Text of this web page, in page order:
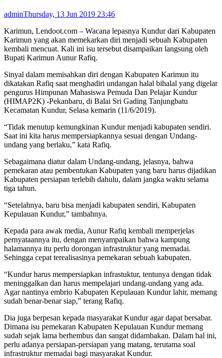
adminThursday, 13 Jun 2019 23:46
Karimun, Lendoot.com – Wacana lepasnya Kundur dari Kabupaten
Karimun yang akan memekarkan diri menjadi sebuah Kabupaten
kembali mencuat. Kali ini isu tersebut disampaikan langsung oleh
Bupati Karimun Aunur Rafiq.
Sinyal dalam memisahkan diri dengan Kabupaten Karimun itu
dikatakan Rafiq saat menghadiri undangan halal bihalal yang digelar
pengurus Himpunan Mahasiswa Pemuda Dan Pelajar Kundur
(HIMAP2K) -Pekanbaru, di Balai Sri Gading Tanjungbatu
Kecamatan Kundur, Selasa kemarin (11/6/2019).
“Tidak menutup kemungkinan Kundur menjadi kabupaten sendiri.
Saat ini kita harus mempersiapkannya sesuai dengan Undang-
undang yang berlaku,” kata Rafiq.
Sebagaimana diatur dalam Undang-undang, jelasnya, bahwa
pemekaran atau pembentukan Kabupaten yang baru harus dijadikan
Kabupaten persiapan terlebih dahulu, dalam jangka waktu selama
tiga tahun.
“Setelahnya, baru bisa menjadi kabupaten sendiri, Kabupaten
Kepulauan Kundur,” tambahnya.
Kepada para awak media, Aunur Rafiq kembali memperjelas
pernyataannya itu, dengan menyampaikan bahwa kampung
halamannya itu perlu dorongan infrastruktur yang memadai.
Sehingga cepat terealisasinya pemekaran sebuah kabupaten.
“Kundur harus mempersiapkan infrastuktur, tentunya dengan tidak
meninggalkan dan harus mempelajari undang-undang yang ada.
Agar nantinya embrio Kabupaten Kepulauan Kundur lahir, memang
sudah benar-benar siap,” terang Rafiq.
Dia juga berpesan kepada masyarakat Kundur agar dapat bersabar.
Dimana isu pemekaran Kabupaten Kepulauan Kundur memang
sudah sejak lama berhembus dan sangat didambakan. Dalam hal ini,
perlu adanya persiapan-persiapan yang matang, terutama soal
infrastruktur memadai bagi masyarakat Kundur.